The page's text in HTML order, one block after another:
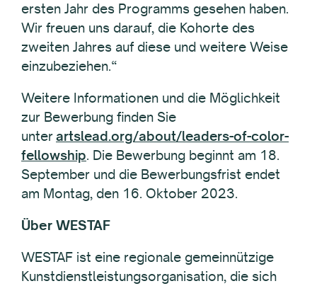
ersten Jahr des Programms gesehen haben.
Wir freuen uns darauf, die Kohorte des
zweiten Jahres auf diese und weitere Weise
einzubeziehen.“
Weitere Informationen und die Möglichkeit
zur Bewerbung finden Sie
unterartslead.org/about/leaders-of-color-
fellowship. Die Bewerbung beginnt am 18.
September und die Bewerbungsfrist endet
am Montag, den 16. Oktober 2023.
Über WESTAF
WESTAF ist eine regionale gemeinnützige
Kunstdienstleistungsorganisation, die sich